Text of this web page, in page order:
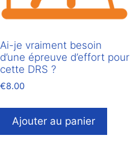
Ai-je vraiment besoin
d’une épreuve d’effort pour
cette DRS ?
€8.00
Ajouter au panier